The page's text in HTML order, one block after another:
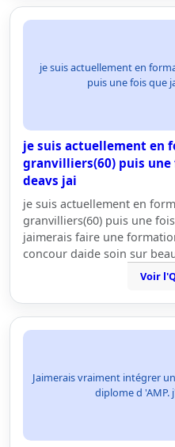
je suis actuellement en
puis une fois que
je suis actuellement en
granvilliers(60) puis
deavs jai
je suis actuellement en
granvilliers(60) puis une
jaimerais faire une
concour daide soin sur
Voir
Jaimerais vraiment intégrer
diplome d 'AMP.